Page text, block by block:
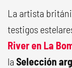
La artista
testigos
River en La
la Selección